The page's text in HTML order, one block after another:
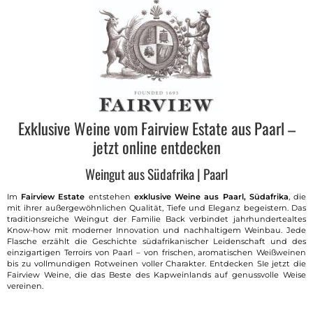
Exklusive Weine vom Fairview Estate aus Paarl –
jetzt online entdecken
Weingut aus Südafrika | Paarl
Im Fairview Estate entstehen exklusive Weine aus Paarl, Südafrika , die
mit ihrer außergewöhnlichen Qualität, Tiefe und Eleganz begeistern. Das
traditionsreiche Weingut der Familie Back verbindet jahrhundertealtes
Know-how mit moderner Innovation und nachhaltigem Weinbau. Jede
Flasche erzählt die Geschichte südafrikanischer Leidenschaft und des
einzigartigen Terroirs von Paarl – von frischen, aromatischen Weißweinen
bis zu vollmundigen Rotweinen voller Charakter. Entdecken SIe jetzt die
Fairview Weine, die das Beste des Kapweinlands auf genussvolle Weise
vereinen.